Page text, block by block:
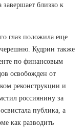
близко к
глаз положила еще
черешню. Кудрин также
по финансовым
освобожден от
реконструкции и
россиянину за
публика, а
как разводить